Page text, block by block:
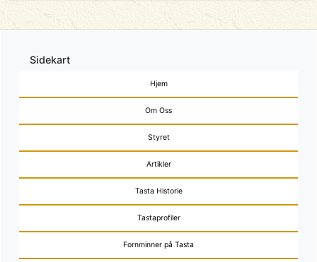
Sidekart
Hjem
Om Oss
Styret
Artikler
Tasta Historie
Tastaprofiler
Fornminner på Tasta